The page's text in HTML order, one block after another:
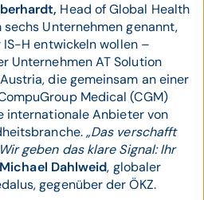
Head of Global Health
sechs Unternehmen genannt,
H entwickeln wollen –
Unternehmen AT Solution
die gemeinsam an einer
Medical (CGM)
internationale Anbieter von
„Das verschafft
geben das klare Signal: Ihr
Michael Dahlweid, globaler
gegenüber der ÖKZ.